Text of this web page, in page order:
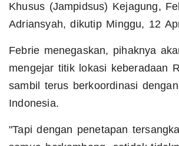
Khusus (Jampidsus) Kejagung,
Adriansyah, dikutip Minggu, 12
Febrie menegaskan, pihaknya
mengejar titik lokasi keberadaan
sambil terus berkoordinasi
Indonesia.
"Tapi dengan penetapan